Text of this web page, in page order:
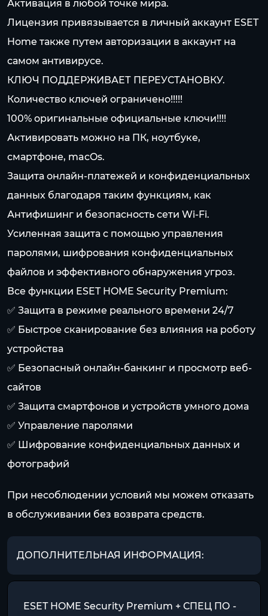
Активация в любой точке мира.
Лицензия привязывается в личный аккаунт ESET
Home также путем авторизации в аккаунт на
самом антивирусе.
КЛЮЧ ПОДДЕРЖИВАЕТ ПЕРЕУСТАНОВКУ.
Количество ключей ограничено!!!!!
100% оригинальные официальные ключи!!!!
Активировать можно на ПК, ноутбуке,
смартфоне, macOs.
Защита онлайн-платежей и конфиденциальных
данных благодаря таким функциям, как
Антифишинг и безопасность сети Wi-Fi.
Усиленная защита с помощью управления
паролями, шифрования конфиденциальных
файлов и эффективного обнаружения угроз.
Все функции ESET HOME Security Premium:
✅ Защита в режиме реального времени 24/7
✅ Быстрое сканирование без влияния на роботу
устройства
✅ Безопасный онлайн-банкинг и просмотр веб-
сайтов
✅ Защита смартфонов и устройств умного дома
✅ Управление паролями
✅ Шифрование конфиденциальных данных и
фотографий
При несоблюдении условий мы можем отказать
в обслуживании без возврата средств.
ДОПОЛНИТЕЛЬНАЯ ИНФОРМАЦИЯ:
ESET HOME Security Premium + СПЕЦ ПО -